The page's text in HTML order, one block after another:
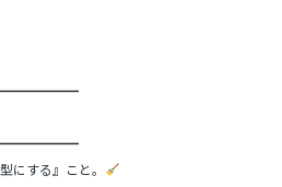
にする』こと。